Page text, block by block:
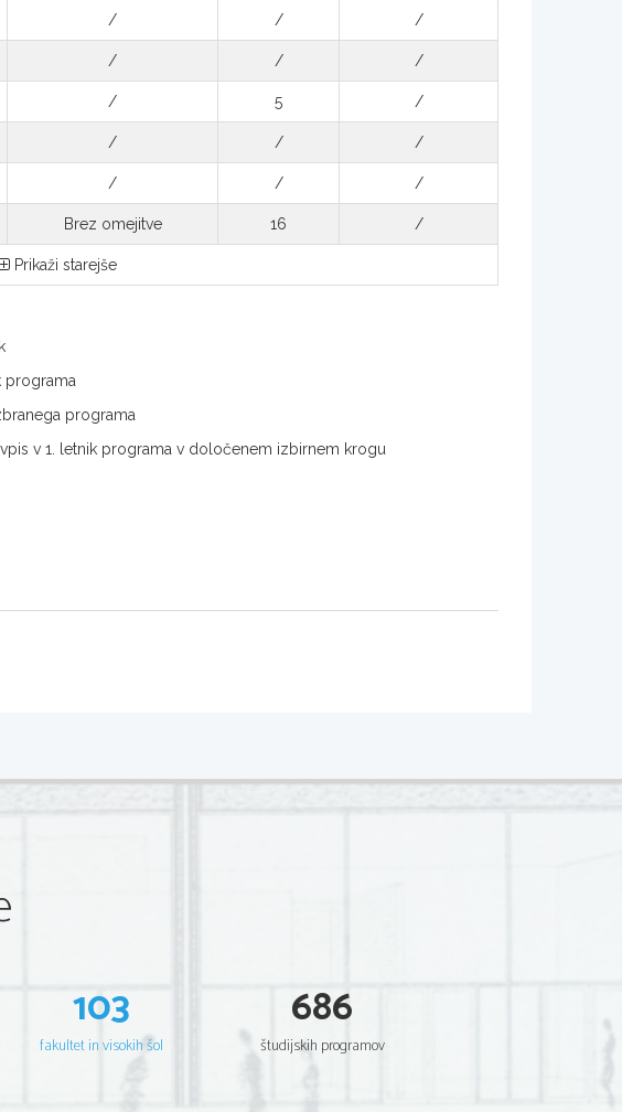
/ / /
/ / /
/ 5 /
/ / /
/ / /
Brez omejitve 16 /
Prikaži starejše
programa
programa
v 1. letnik programa v določenem izbirnem krogu
103
fakultet in visokih šol
686
študijskih programov